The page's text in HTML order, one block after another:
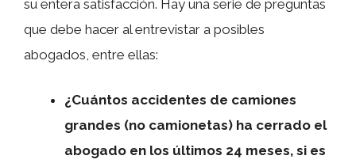
su entera satisfacción. Hay una serie de preguntas
que debe hacer al entrevistar a posibles
abogados, entre ellas:
¿Cuántos accidentes de camiones
grandes (no camionetas) ha cerrado el
abogado en los últimos 24 meses, si es